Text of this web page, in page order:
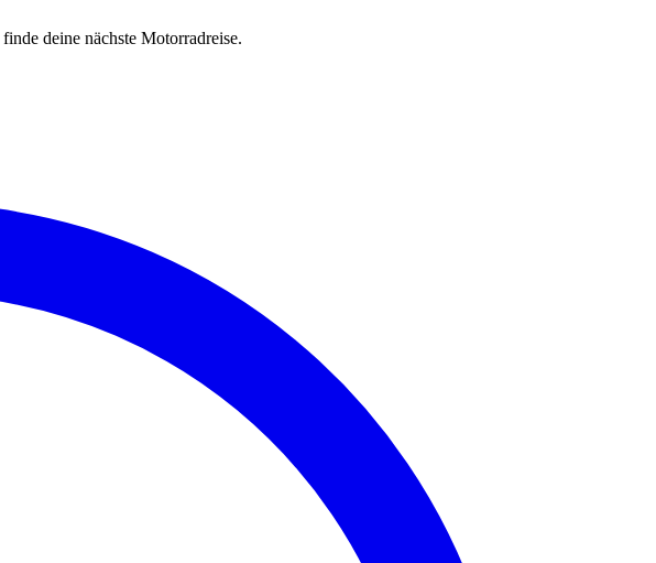
deine nächste Motorradreise.